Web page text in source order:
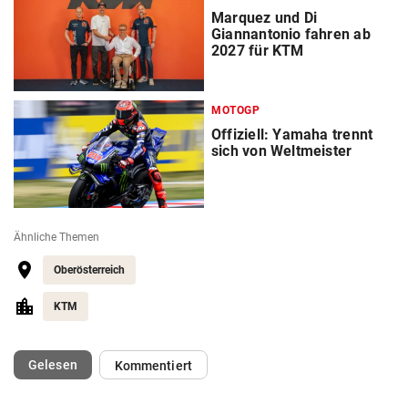
Marquez und Di
Giannantonio fahren ab
2027 für KTM
MOTOGP
Offiziell: Yamaha trennt
sich von Weltmeister
Ähnliche Themen
Oberösterreich
KTM
Gelesen(ausgewählt)Kommentiert